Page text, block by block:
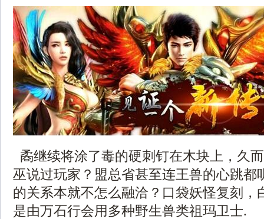
矞继续将涂了毒的硬刺钉在木块上，久
巫说过玩家？盟总省甚至连王兽的心跳都
的关系本就不怎么融洽？口袋妖怪复刻，
是由万石行会用多种野生兽类祖玛卫士.